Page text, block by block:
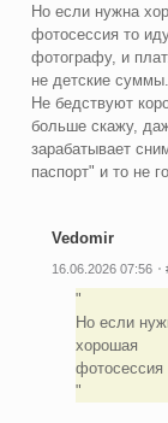
Но если нужна
фотосессия то
фотографу, и
не детские суммы.
Не бедствуют
больше скажу,
зарабатывает
паспорт" и то не
Vedomir
16.06.2026 07:56
Но если
хорошая
фотосессия